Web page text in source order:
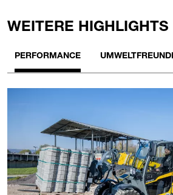
WEITERE HIGHLIGHTS
PERFORMANCE